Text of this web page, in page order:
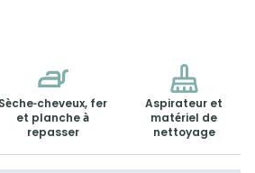
Sèche-cheveux, fer
et planche à
repasser
Aspirateur et
matériel de
nettoyage